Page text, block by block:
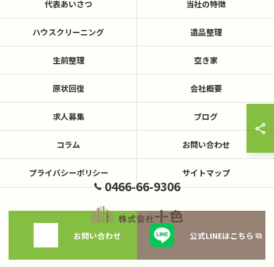
0466-66-9306
お問い合わせ 公式LINEはこちら
代表あいさつ 当社の特徴
ハウスクリーニング 遺品整理
生前整理 空き家
原状回復 会社概要
求人募集 ブログ
コラム お問い合わせ
プライバシーポリシー サイトマップ
© 2026 神奈川県藤沢の不用品回収なら株式会社十色 ALL RIGHTS RESERVED.